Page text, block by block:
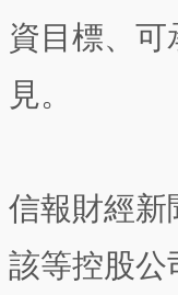
資目標、
見。
信報財經新
該等控股公